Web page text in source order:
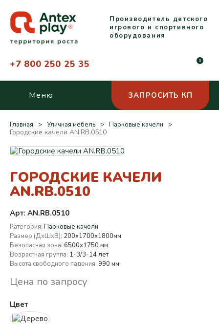
Производитель детского
игрового и спортивного
оборудования
+7 800 250 25 35 0
Меню ЗАПРОСИТЬ КП
Главная Уличная мебель Парковые качели
Городские качели AN.RB.0510
ГОРОДСКИЕ КАЧЕЛИ
AN.RB.0510
Арт: AN.RB.0510
Категория: Парковые качели
Размер (ДхШхВ): 200х1700х1800мм
Безопасная зона: 6500х1750 мм
Возрастная группа: 1-3/3-14 лет
Высота свободного падения: 990 мм
Цена по запросу
Цвет